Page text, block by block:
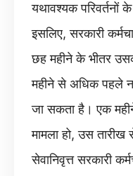
यथावश्यक परिवर्तनों
इसलिए, सरकारी
छह महीने के भीतर
महीने से अधिक पहले
जा सकता है। एक
मामला हो, उस
सेवानिवृत्त सरकारी